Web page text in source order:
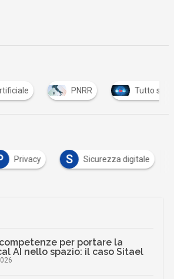
PNRR Tutto su Cyber Security
Privacy S Sicurezza digitale
per portare la
AI nello spazio: il caso Sitael